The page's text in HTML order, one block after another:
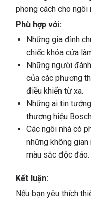
phong cách cho ngôi
Phù hợp với:
Những gia đình
chiếc khóa cửa
Những người
của các phương
điều khiển từ xa.
Những ai tin
thương hiệu
Các ngôi nhà có
những không
màu sắc độc đáo.
Kết luận:
Nếu bạn yêu thích